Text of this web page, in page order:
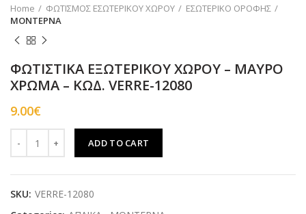
Home ΦΩΤΙΣΜΟΣ ΕΣΩΤΕΡΙΚΟΥ ΧΩΡΟΥ
ΕΣΩΤΕΡΙΚΟ ΟΡΟΦΗΣ
ΜΟΝΤΕΡΝΑ
ΦΩΤΙΣΤΙΚΑ ΕΞΩΤΕΡΙΚΟΥ ΧΩΡΟΥ – ΜΑΥΡΟ
ΧΡΩΜΑ – ΚΩΔ. VERRE-12080
9.00€
ADD TO CART
SKU: VERRE-12080